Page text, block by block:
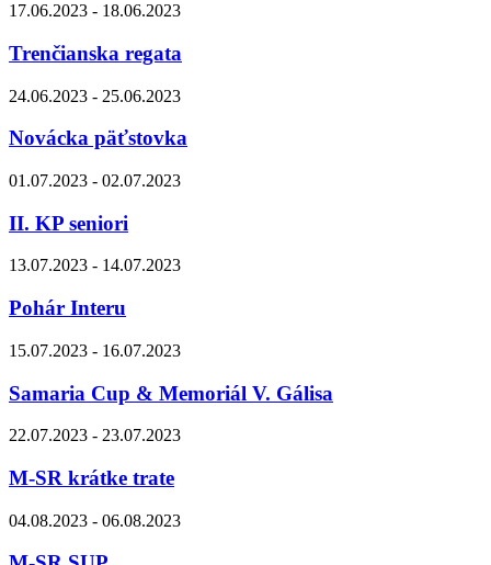
17.06.2023 - 18.06.2023
Trenčianska regata
24.06.2023 - 25.06.2023
Novácka päťstovka
01.07.2023 - 02.07.2023
II. KP seniori
13.07.2023 - 14.07.2023
Pohár Interu
15.07.2023 - 16.07.2023
Samaria Cup & Memoriál V. Gálisa
22.07.2023 - 23.07.2023
M-SR krátke trate
04.08.2023 - 06.08.2023